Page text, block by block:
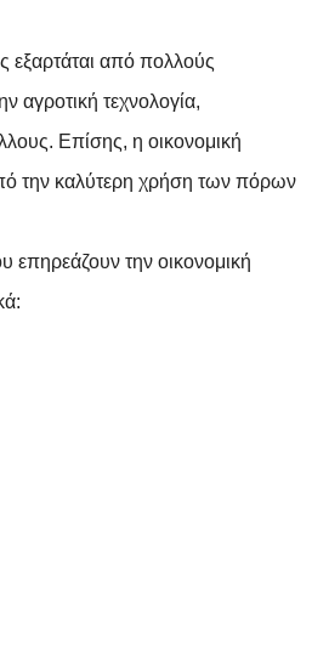
εξαρτάται από πολλούς
αγροτική τεχνολογία,
Επίσης, η οικονομική
την καλύτερη χρήση των πόρων
την οικονομική